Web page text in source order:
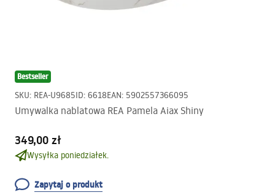
Bestseller
SKU: REA-U9685ID: 6618EAN: 5902557366095
Umywalka nablatowa REA Pamela Aiax Shiny
349,00 zł
Wysyłka poniedziałek.
Zapytaj o produkt